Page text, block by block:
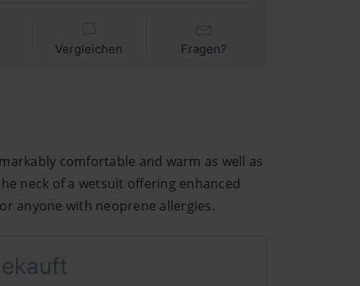
Vergleichen Fragen?
comfortable and warm as well as
neck of a wetsuit offering enhanced
anyone with neoprene allergies.